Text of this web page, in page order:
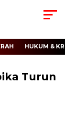
HUKUM &
Turun